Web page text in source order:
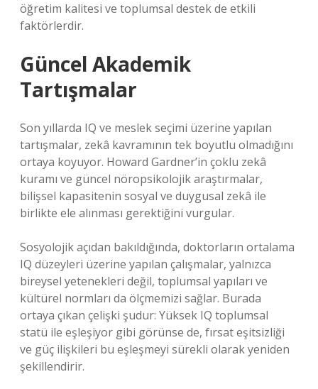
öğretim kalitesi ve toplumsal destek de etkili
faktörlerdir.
Güncel Akademik
Tartışmalar
Son yıllarda IQ ve meslek seçimi üzerine yapılan
tartışmalar, zekâ kavramının tek boyutlu olmadığını
ortaya koyuyor. Howard Gardner’in çoklu zekâ
kuramı ve güncel nöropsikolojik araştırmalar,
bilişsel kapasitenin sosyal ve duygusal zekâ ile
birlikte ele alınması gerektiğini vurgular.
Sosyolojik açıdan bakıldığında, doktorların ortalama
IQ düzeyleri üzerine yapılan çalışmalar, yalnızca
bireysel yetenekleri değil, toplumsal yapıları ve
kültürel normları da ölçmemizi sağlar. Burada
ortaya çıkan çelişki şudur: Yüksek IQ toplumsal
statü ile eşleşiyor gibi görünse de, fırsat eşitsizliği
ve güç ilişkileri bu eşleşmeyi sürekli olarak yeniden
şekillendirir.